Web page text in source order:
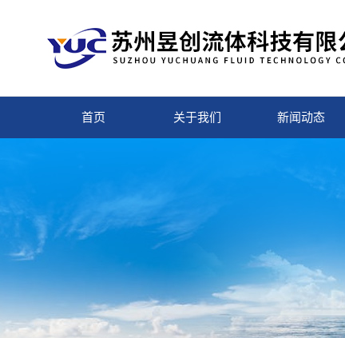
首页 关于我们 新闻动态